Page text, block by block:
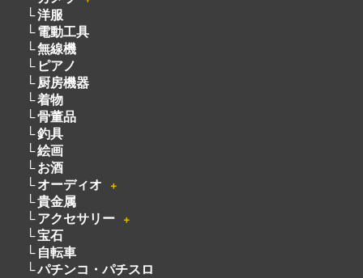
洋服
電動工具
無線機
ピアノ
厨房機器
着物
骨董品
釣具
絵画
お酒
オーディオ
＋
貴金属
アクセサリー
＋
宝石
自転車
パチンコ・パチスロ